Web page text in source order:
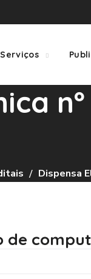
Serviços
Dispensa
de